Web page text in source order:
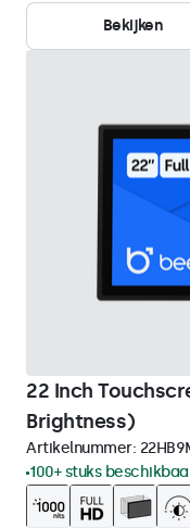
Bekijken
22 Inch
Brightness)
Artikelnummer:
100+ stuks